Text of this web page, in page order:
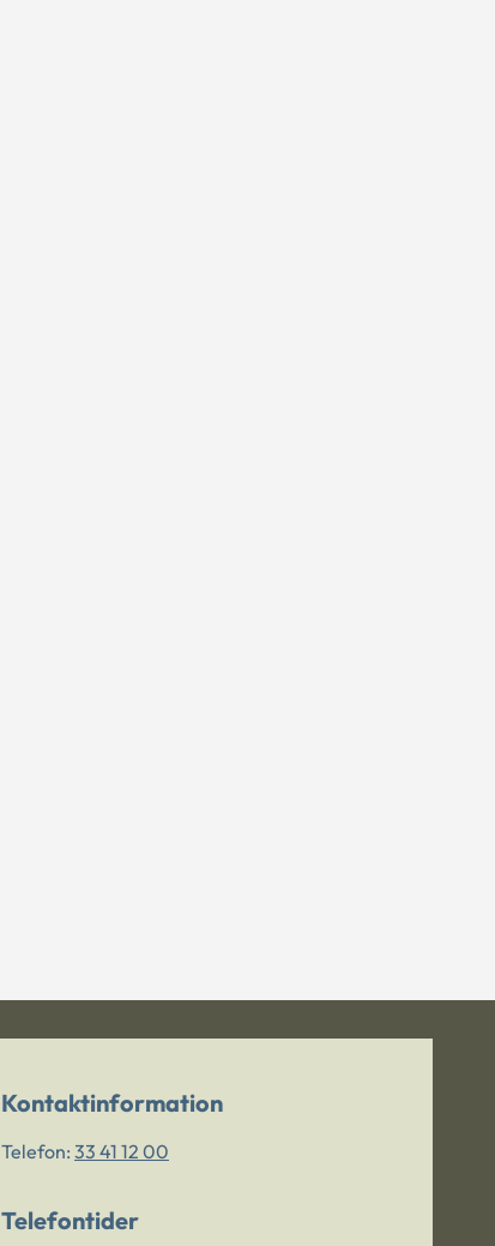
Kontaktinformation
Telefon: 33 41 12 00
Telefontider